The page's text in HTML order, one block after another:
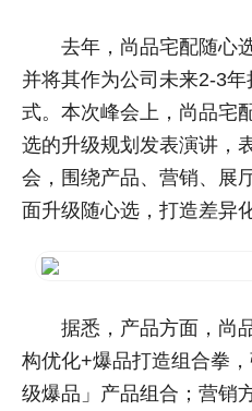
去年，尚品宅配随心
并将其作为公司未来2-3
式。本次峰会上，尚品宅
选的升级规划发表演讲，
会，围绕产品、营销、展
面升级随心选，打造差异
据悉，产品方面，尚
构优化+爆品打造组合拳
级爆品」产品组合；营销